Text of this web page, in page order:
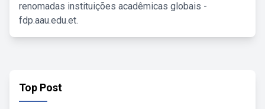
renomadas instituições acadêmicas globais -
fdp.aau.edu.et.
Top Post